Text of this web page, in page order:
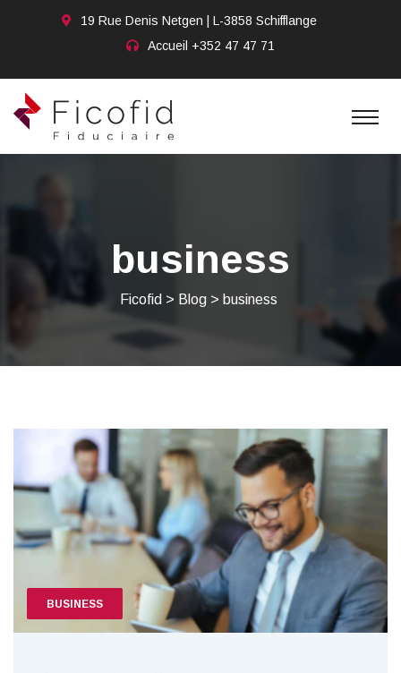
19 Rue Denis Netgen | L-3858 Schifflange
Accueil +352 47 47 71
business
Ficofid > Blog> business
BUSINESS